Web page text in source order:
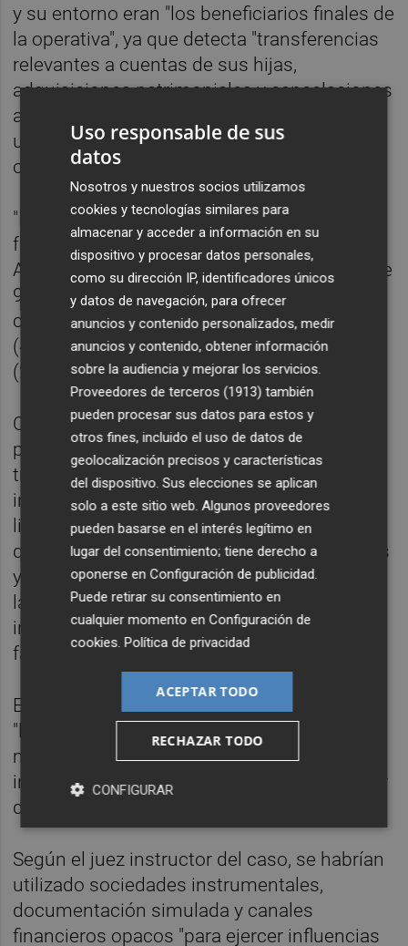
y su entorno eran "los beneficiarios finales de
la operativa", ya que detecta "transferencias
relevantes a cuentas de sus hijas,
adquisiciones patrimoniales y cancelaciones
anticipadas de préstamos, refirmando la
utilización personal de los fondos
obtenidos".
"La sociedad Análisis Relevante percibe
fondos de Plus Ultra, Sofgestor, Grupo
Aldesa e Inteligencia Prospectiva por más de
941.000 euros, remitiendo posteriormente
cantidades significativas a Zapatero
(490.780) y a la sociedad What The Fav
(239.755)", de sus hijas, detallaba.
Calama señaló que la investigación ha
permitido constatar la existencia de "una
trama organizada de ejercicio ilícito de
influencias, estructuralmente organizada y
liderada por José Luis Rodríguez Zapatero,
que habría puesto sus contactos personales
y su capacidad de acceso a altos cargos de
la Administración al servicio de terceros
interesados en obtener decisiones
favorables".
Esa supuesta trama tendría como finalidad
"la obtención de beneficios económicos
mediante la intermediación y el ejercicio de
influencias ante instancias públicas en favor
de terceros, principalmente Plus Ultra".
Según el juez instructor del caso, se habrían
utilizado sociedades instrumentales,
documentación simulada y canales
financieros opacos "para ejercer influencias
Uso responsable de sus
datos
Nosotros y nuestros socios utilizamos
cookies y tecnologías similares para
almacenar y acceder a información en su
dispositivo y procesar datos personales,
como su dirección IP, identificadores únicos
y datos de navegación, para ofrecer
anuncios y contenido personalizados, medir
anuncios y contenido, obtener información
sobre la audiencia y mejorar los servicios.
Proveedores de terceros (1913) también
pueden procesar sus datos para estos y
otros fines, incluido el uso de datos de
geolocalización precisos y características
del dispositivo. Sus elecciones se aplican
solo a este sitio web. Algunos proveedores
pueden basarse en el interés legítimo en
lugar del consentimiento; tiene derecho a
oponerse enConfiguración de publicidad.
Puede retirar su consentimiento en
cualquier momento enConfiguración de
cookies.Política de privacidad
ACEPTAR TODO
RECHAZAR TODO
CONFIGURAR